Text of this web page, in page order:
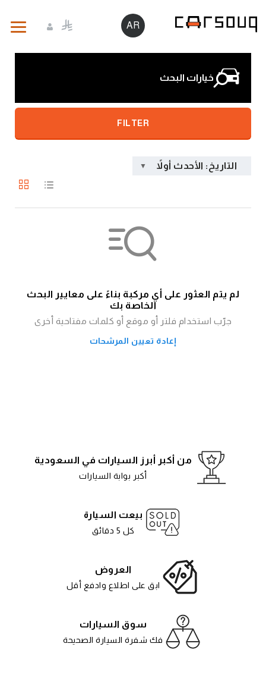
AR
خيارات البحث
FILTER
التاريخ: الأحدث أولاً
لم يتم العثور على أي مركبة بناءً على معايير البحث
الخاصة بك
جرّب استخدام فلتر أو موقع أو كلمات مفتاحية أخرى
إعادة تعيين المرشحات
من أكبر أبرز السيارات في السعودية
أكبر بوابة السيارات
بيعت السيارة
كل 5 دقائق
العروض
ابق على اطلاع وادفع أقل
سوق السيارات
فك شفرة السيارة الصحيحة